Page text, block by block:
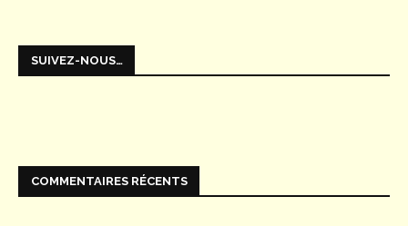
SUIVEZ-NOUS…
COMMENTAIRES RÉCENTS